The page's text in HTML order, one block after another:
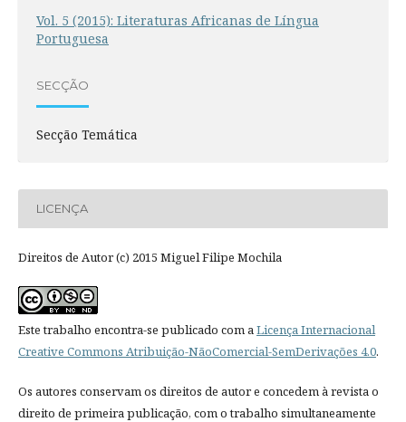
Vol. 5 (2015): Literaturas Africanas de Língua
Portuguesa
SECÇÃO
Secção Temática
LICENÇA
Direitos de Autor (c) 2015 Miguel Filipe Mochila
Este trabalho encontra-se publicado com a Licença Internacional
Creative Commons Atribuição-NãoComercial-SemDerivações 4.0.
Os autores conservam os direitos de autor e concedem à revista o
direito de primeira publicação, com o trabalho simultaneamente